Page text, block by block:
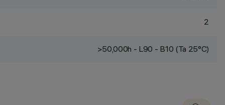
2
>50,000h - L90 - B10 (Ta 25°C)